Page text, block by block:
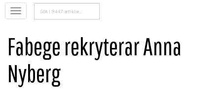
Öppna
menyn
Sök
efter:
Fabege rekryterar Anna
Nyberg